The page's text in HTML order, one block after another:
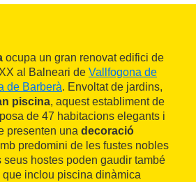
ocupa un gran renovat edifici de
al Balneari de Vallfogona de
de Barberà. Envoltat de jardins,
piscina, aquest establiment de
de 47 habitacions elegants i
presenten una decoració
predomini de les fustes nobles
seus hostes poden gaudir també
que inclou piscina dinàmica